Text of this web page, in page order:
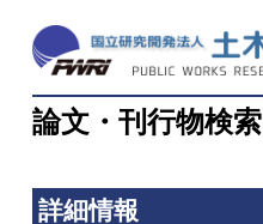
論文・刊行物検索
詳細情報